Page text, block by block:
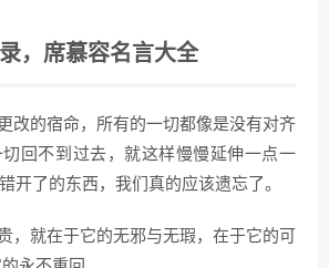
，席慕容名言大全
改的宿命，所有的一切都像是没有对齐
回不到过去，就这样慢慢延伸一点一
开了的东西，我们真的应该遗忘了。
，就在于它的无邪与无瑕，在于它的可